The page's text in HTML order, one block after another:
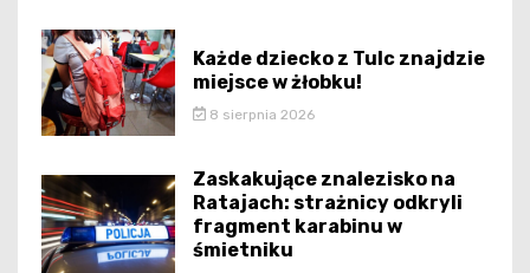
Każde dziecko z Tulc znajdzie
miejsce w żłobku!
8 sierpnia 2026
Zaskakujące znalezisko na
Ratajach: strażnicy odkryli
fragment karabinu w
śmietniku